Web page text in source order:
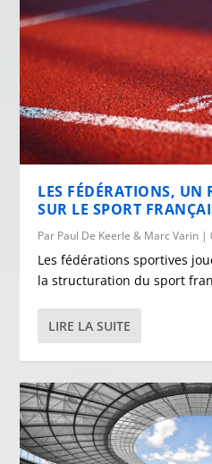
LES FÉDÉRATIONS, UN
SUR LE SPORT
Par Paul De Keerle & Marc Varin |
Les fédérations sportives
la structuration du sport
LIRE LA SUITE